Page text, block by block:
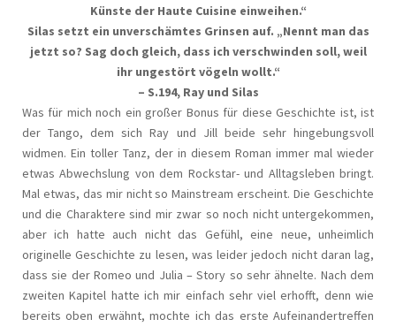
Künste der Haute Cuisine einweihen.“
Silas setzt ein unverschämtes Grinsen auf. „Nennt man das
jetzt so? Sag doch gleich, dass ich verschwinden soll, weil
ihr ungestört vögeln wollt.“
– S.194, Ray und Silas
Was für mich noch ein großer Bonus für diese Geschichte ist, ist
der Tango, dem sich Ray und Jill beide sehr hingebungsvoll
widmen. Ein toller Tanz, der in diesem Roman immer mal wieder
etwas Abwechslung von dem Rockstar- und Alltagsleben bringt.
Mal etwas, das mir nicht so Mainstream erscheint. Die Geschichte
und die Charaktere sind mir zwar so noch nicht untergekommen,
aber ich hatte auch nicht das Gefühl, eine neue, unheimlich
originelle Geschichte zu lesen, was leider jedoch nicht daran lag,
dass sie der Romeo und Julia – Story so sehr ähnelte. Nach dem
zweiten Kapitel hatte ich mir einfach sehr viel erhofft, denn wie
bereits oben erwähnt, mochte ich das erste Aufeinandertreffen